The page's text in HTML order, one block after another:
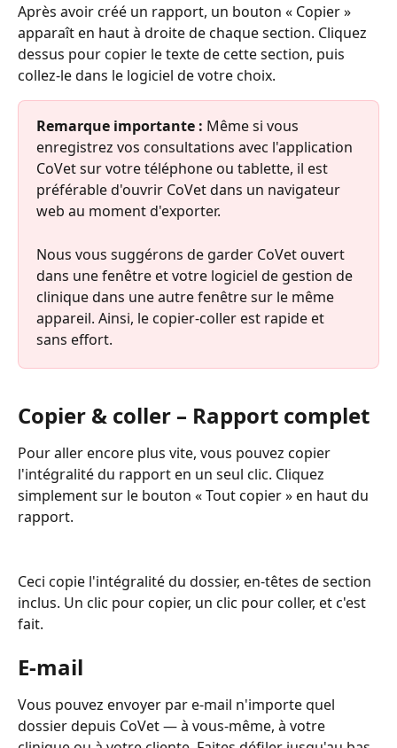
Après avoir créé un rapport, un bouton « Copier »
apparaît en haut à droite de chaque section. Cliquez
dessus pour copier le texte de cette section, puis
collez-le dans le logiciel de votre choix.
Remarque importante : Même si vous
enregistrez vos consultations avec l'application
CoVet sur votre téléphone ou tablette, il est
préférable d'ouvrir CoVet dans un navigateur
web au moment d'exporter.
Nous vous suggérons de garder CoVet ouvert
dans une fenêtre et votre logiciel de gestion de
clinique dans une autre fenêtre sur le même
appareil. Ainsi, le copier-coller est rapide et
sans effort.
Copier & coller – Rapport complet
Pour aller encore plus vite, vous pouvez copier
l'intégralité du rapport en un seul clic. Cliquez
simplement sur le bouton « Tout copier » en haut du
rapport.
Ceci copie l'intégralité du dossier, en-têtes de section
inclus. Un clic pour copier, un clic pour coller, et c'est
fait.
E-mail
Vous pouvez envoyer par e-mail n'importe quel
dossier depuis CoVet — à vous-même, à votre